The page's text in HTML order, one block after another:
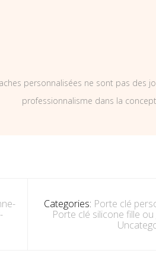
personnalisées ne sont pas des
professionnalisme dans la
Categories: Porte clé
Porte clé silicone fille